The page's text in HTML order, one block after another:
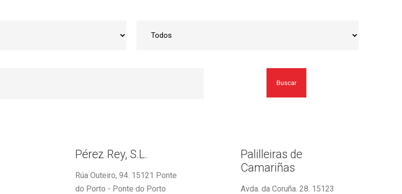
Buscar
Pérez Rey, S.L.
Rúa Outeiro, 94. 15121 Ponte
do Porto - Ponte do Porto
Palilleiras de
Camariñas
Avda. da Coruña. 28. 15123